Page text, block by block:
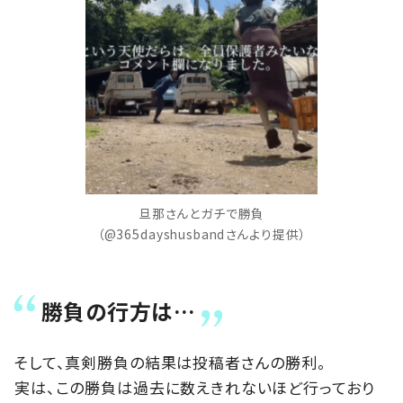
旦那さんとガチで勝負
（@365dayshusbandさんより提供）
勝負の行方は…
そして、真剣勝負の結果は投稿者さんの勝利。
実は、この勝負は過去に数えきれないほど行っており